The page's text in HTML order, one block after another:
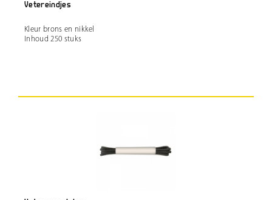
Vetereindjes
Kleur brons en nikkel
Inhoud 250 stuks